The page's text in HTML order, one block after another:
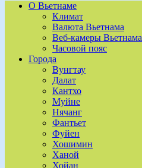
О Вьетнаме
Климат
Валюта Вьетнама
Веб-камеры Вьетнама
Часовой пояс
Города
Вунгтау
Далат
Кантхо
Муйне
Нячанг
Фантьет
Фуйен
Хошимин
Ханой
Хойан